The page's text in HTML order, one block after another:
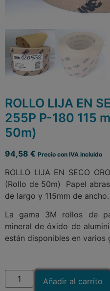
ROLLO LIJA EN
255P P-180 115
50m)
94,58 € Precio con IVA incluido
ROLLO LIJA EN SECO
(Rollo de 50m) Papel
de largo y 115mm de ancho.
La gama 3M rollos de
mineral de óxido de
están disponibles en varios
Añadir al carrito